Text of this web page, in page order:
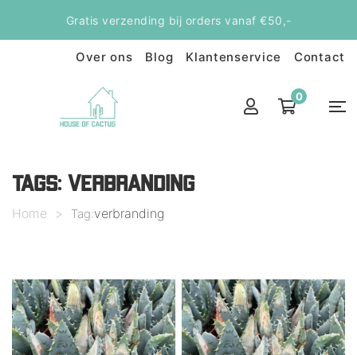
Gratis verzending bij orders vanaf €50,-
Over ons Blog Klantenservice Contact
0
TAGS: VERBRANDING
Home > Tag:verbranding